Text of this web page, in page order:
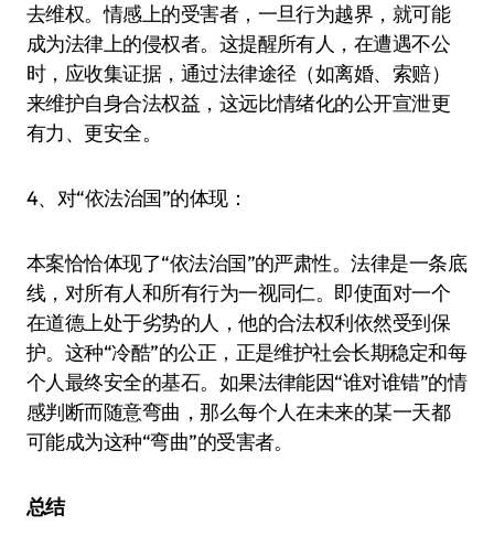
去维权。情感上的受害者，一旦行为越界，就可能
成为法律上的侵权者。这提醒所有人，在遭遇不公
时，应收集证据，通过法律途径（如离婚、索赔）
来维护自身合法权益，这远比情绪化的公开宣泄更
有力、更安全。
4、对“依法治国”的体现：
本案恰恰体现了“依法治国”的严肃性。法律是一条底
线，对所有人和所有行为一视同仁。即使面对一个
在道德上处于劣势的人，他的合法权利依然受到保
护。这种“冷酷”的公正，正是维护社会长期稳定和每
个人最终安全的基石。如果法律能因“谁对谁错”的情
感判断而随意弯曲，那么每个人在未来的某一天都
可能成为这种“弯曲”的受害者。
总结